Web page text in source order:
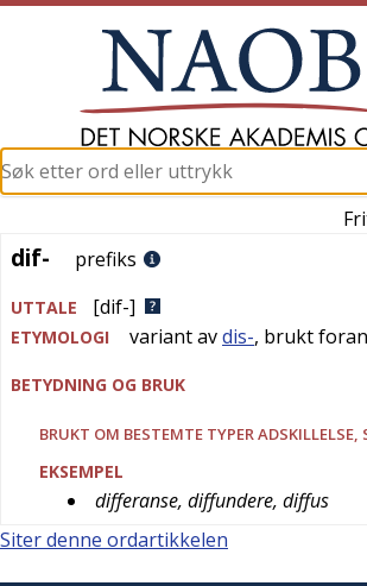
dif-
dif- prefiks
UTTALE [dif-]
ETYMOLOGI variant avdis-, brukt foran
BETYDNING OG BRUK
BRUKT OM BESTEMTE TYPER ADSKILLELSE,
EKSEMPEL
differanse, diffundere, diffus
Siter denne ordartikkelen